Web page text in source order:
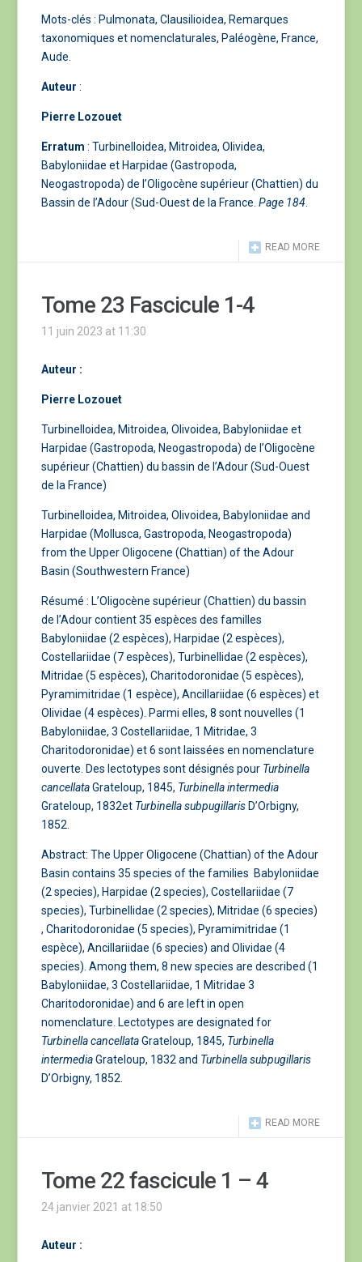
Mots-clés : Pulmonata, Clausilioidea, Remarques
taxonomiques et nomenclaturales, Paléogène, France,
Aude.
Auteur:
Pierre Lozouet
Erratum: Turbinelloidea, Mitroidea, Olividea,
Babyloniidae et Harpidae (Gastropoda,
Neogastropoda) de l’Oligocène supérieur (Chattien) du
Bassin de l’Adour (Sud-Ouest de la France.Page 184.
READ MORE
Tome 23 Fascicule 1-4
11 juin 2023 at 11:30
Auteur :
Pierre Lozouet
Turbinelloidea, Mitroidea, Olivoidea, Babyloniidae et
Harpidae (Gastropoda, Neogastropoda) de l’Oligocène
supérieur (Chattien) du bassin de l’Adour (Sud-Ouest
de la France)
Turbinelloidea, Mitroidea, Olivoidea, Babyloniidae and
Harpidae (Mollusca, Gastropoda, Neogastropoda)
from the Upper Oligocene (Chattian) of the Adour
Basin (Southwestern France)
Résumé : L’Oligocène supérieur (Chattien) du bassin
de l’Adour contient 35 espèces des familles
Babyloniidae (2 espèces), Harpidae (2 espèces),
Costellariidae (7 espèces), Turbinellidae (2 espèces),
Mitridae (5 espèces), Charitodoronidae (5 espèces),
Pyramimitridae (1 espèce), Ancillariidae (6 espèces) et
Olividae (4 espèces). Parmi elles, 8 sont nouvelles (1
Babyloniidae, 3 Costellariidae, 1 Mitridae, 3
Charitodoronidae) et 6 sont laissées en nomenclature
ouverte. Des lectotypes sont désignés pour Turbinella
cancellataGrateloup, 1845, Turbinella intermedia
Grateloup, 1832et Turbinella subpugillaris D’Orbigny,
1852.
Abstract: The Upper Oligocene (Chattian) of the Adour
Basin contains 35 species of the families Babyloniidae
(2 species), Harpidae (2 species), Costellariidae (7
species), Turbinellidae (2 species), Mitridae (6 species)
, Charitodoronidae (5 species), Pyramimitridae (1
espèce), Ancillariidae (6 species) and Olividae (4
species). Among them, 8 new species are described (1
Babyloniidae, 3 Costellariidae, 1 Mitridae 3
Charitodoronidae) and 6 are left in open
nomenclature. Lectotypes are designated for
Turbinella cancellataGrateloup, 1845, Turbinella
intermediaGrateloup, 1832 and Turbinella subpugillaris
D’Orbigny, 1852.
READ MORE
Tome 22 fascicule 1 – 4
24 janvier 2021 at 18:50
Auteur :